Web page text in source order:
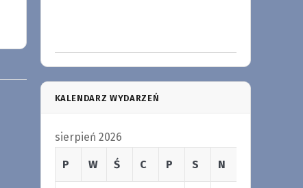
KALENDARZ WYDARZEŃ
sierpień 2026
P W Ś C P S N